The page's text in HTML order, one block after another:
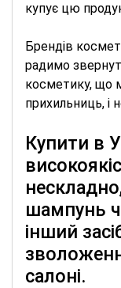
купує цю
Брендів
радимо
косметику, що
прихильниць, і
Купити в
шампунь
інший
салоні.